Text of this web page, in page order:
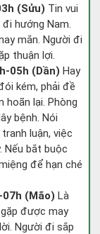
(Sửu) Tin vui
hướng Nam.
mắn. Người đi
thuận lợi.
05h (Dần) Hay
kém, phải đề
hoãn lại. Phòng
bệnh. Nói
luận, việc
Nếu bắt buộc
để hạn ché
(Mão) Là
được may
Người đi sắp